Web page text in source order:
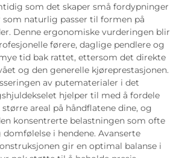
som det skaper små fordypninger
som naturlig passer til formen på
Denne ergonomiske vurderingen blir
førere, daglige pendlere og
tid bak rattet, ettersom det direkte
og den generelle kjøreprestasjonen.
av putematerialer i det
hjelper til med å fordele
areal på håndflatene dine, og
konsentrerte belastningen som ofte
i hendene. Avanserte
gir en optimal balanse i